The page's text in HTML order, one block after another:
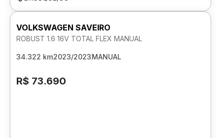
VOLKSWAGEN SAVEIRO
ROBUST 1.6 16V TOTAL FLEX MANUAL
34.322 km2023/2023MANUAL
R$ 73.690